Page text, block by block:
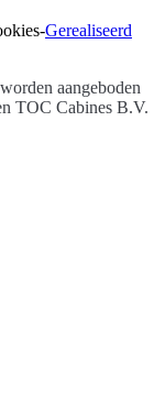
-Gerealiseerd
aangeboden
TOC Cabines B.V.